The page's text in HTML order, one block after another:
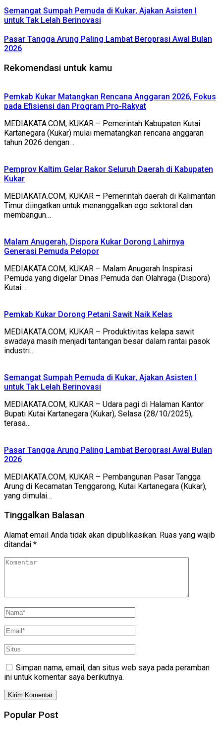
Semangat Sumpah Pemuda di Kukar, Ajakan Asisten I
untuk Tak Lelah Berinovasi
Pasar Tangga Arung Paling Lambat Beroprasi Awal Bulan
2026
Rekomendasi untuk kamu
Pemkab Kukar Matangkan Rencana Anggaran 2026, Fokus
pada Efisiensi dan Program Pro-Rakyat
MEDIAKATA.COM, KUKAR – Pemerintah Kabupaten Kutai
Kartanegara (Kukar) mulai mematangkan rencana anggaran
tahun 2026 dengan…
Pemprov Kaltim Gelar Rakor Seluruh Daerah di Kabupaten
Kukar
MEDIAKATA.COM, KUKAR – Pemerintah daerah di Kalimantan
Timur diingatkan untuk menanggalkan ego sektoral dan
membangun…
Malam Anugerah, Dispora Kukar Dorong Lahirnya
Generasi Pemuda Pelopor
MEDIAKATA.COM, KUKAR – Malam Anugerah Inspirasi
Pemuda yang digelar Dinas Pemuda dan Olahraga (Dispora)
Kutai…
Pemkab Kukar Dorong Petani Sawit Naik Kelas
MEDIAKATA.COM, KUKAR – Produktivitas kelapa sawit
swadaya masih menjadi tantangan besar dalam rantai pasok
industri…
Semangat Sumpah Pemuda di Kukar, Ajakan Asisten I
untuk Tak Lelah Berinovasi
MEDIAKATA.COM, KUKAR – Udara pagi di Halaman Kantor
Bupati Kutai Kartanegara (Kukar), Selasa (28/10/2025),
terasa…
Pasar Tangga Arung Paling Lambat Beroprasi Awal Bulan
2026
MEDIAKATA.COM, KUKAR – Pembangunan Pasar Tangga
Arung di Kecamatan Tenggarong, Kutai Kartanegara (Kukar),
yang dimulai…
Tinggalkan Balasan
Alamat email Anda tidak akan dipublikasikan. Ruas yang wajib
ditandai *
Simpan nama, email, dan situs web saya pada peramban
ini untuk komentar saya berikutnya.
Popular Post